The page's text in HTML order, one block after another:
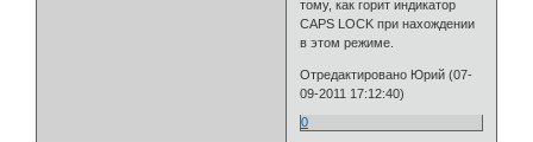
тому, как горит индикатор
CAPS LOCK при нахождении
в этом режиме.
Отредактировано Юрий (07-
09-2011 17:12:40)
0